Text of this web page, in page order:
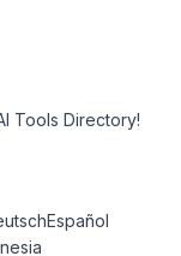
Tools Directory!
Español